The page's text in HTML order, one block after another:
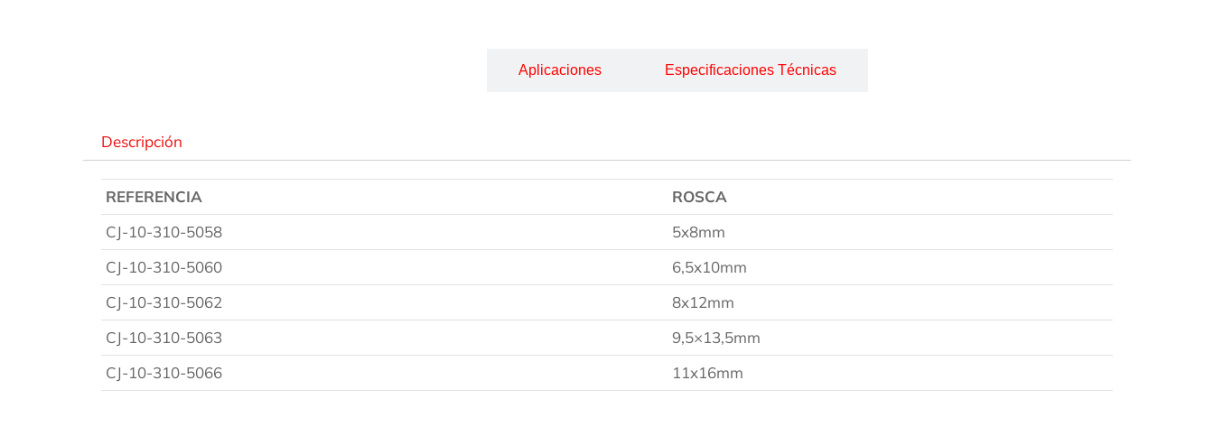
Aplicaciones Especificaciones Técnicas
Descripción
REFERENCIA
ROSCA
CJ-10-310-5058
5x8mm
CJ-10-310-5060
6,5x10mm
CJ-10-310-5062
8x12mm
CJ-10-310-5063
9,5×13,5mm
CJ-10-310-5066
11x16mm